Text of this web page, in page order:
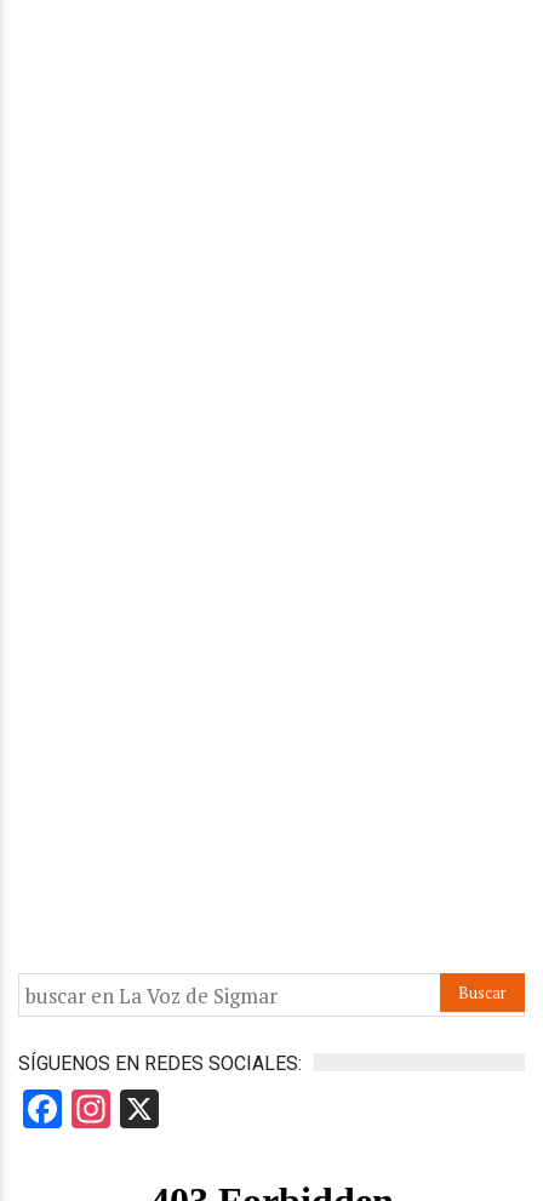
SÍGUENOS EN REDES SOCIALES:
Facebook
Instagram